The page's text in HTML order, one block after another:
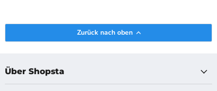
Zurück nach oben
Über Shopsta